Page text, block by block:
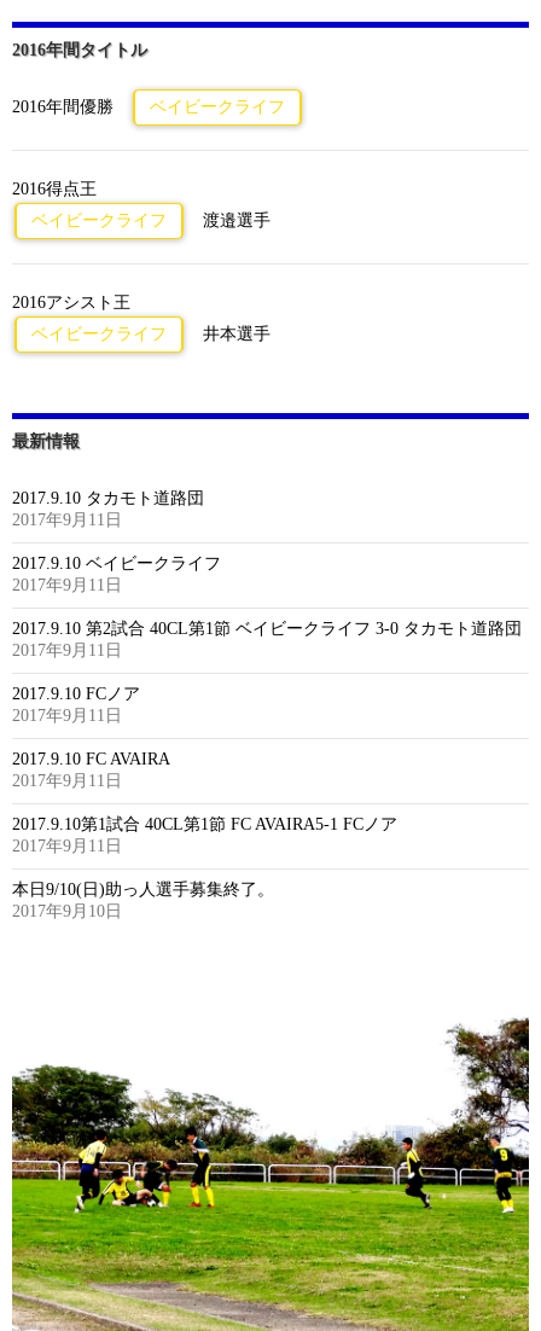
2016年間タイトル
2016年間優勝 ベイビークライフ
2016得点王
ベイビークライフ
渡邉選手
2016アシスト王
ベイビークライフ
井本選手
最新情報
2017.9.10 タカモト道路団
2017年9月11日
2017.9.10 ベイビークライフ
2017年9月11日
2017.9.10 第2試合 40CL第1節 ベイビークライフ 3-0 タカモト道路団
2017年9月11日
2017.9.10 FCノア
2017年9月11日
2017.9.10 FC AVAIRA
2017年9月11日
2017.9.10第1試合 40CL第1節 FC AVAIRA5-1 FCノア
2017年9月11日
本日9/10(日)助っ人選手募集終了。
2017年9月10日